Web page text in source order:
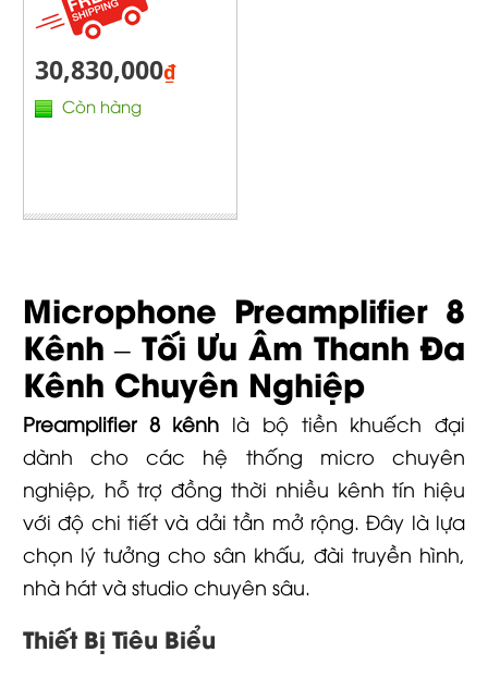
30,830,000₫
Còn hàng
Microphone Preamplifier 8
Kênh – Tối Ưu Âm Thanh Đa
Kênh Chuyên Nghiệp
Preamplifier 8 kênh là bộ tiền khuếch đại
dành cho các hệ thống micro chuyên
nghiệp, hỗ trợ đồng thời nhiều kênh tín hiệu
với độ chi tiết và dải tần mở rộng. Đây là lựa
chọn lý tưởng cho sân khấu, đài truyền hình,
nhà hát và studio chuyên sâu.
Thiết Bị Tiêu Biểu